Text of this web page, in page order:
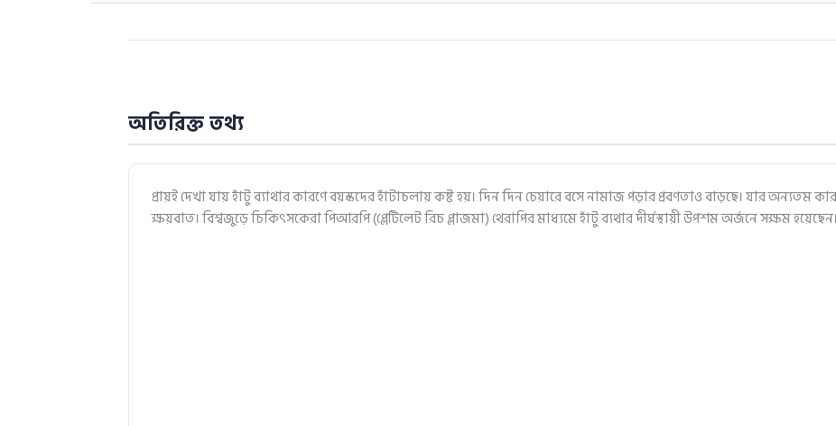
অতিরিক্ত তথ্য
প্রায়ই দেখা যায় হাঁটু ব্যাথার কারণে বয়স্কদের হাঁটাচলায় কষ্ট হয়। দিন দিন চেয়ারে বসে নামাজ পড়ার প্রবণতাও বাড়ছে। যার অন্যতম
ক্ষয়বাত। বিশ্বজুড়ে চিকিৎসকেরা পিআরপি (প্লেটিলেট রিচ প্লাজমা) থেরাপির মাধ্যমে হাঁটু ব্যথার দীর্ঘস্থায়ী উপশম অর্জনে সক্ষম হয়েছেন।